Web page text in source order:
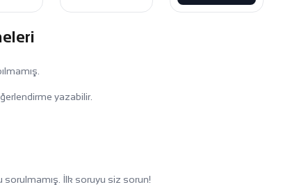
yazabilir.
sorulmamış. İlk soruyu siz sorun!